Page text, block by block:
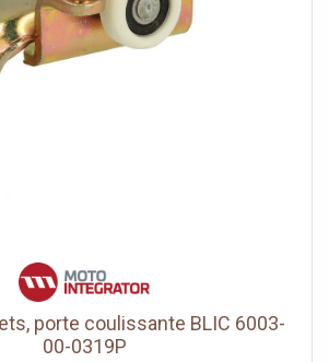
porte coulissante BLIC 6003-
00-0319P